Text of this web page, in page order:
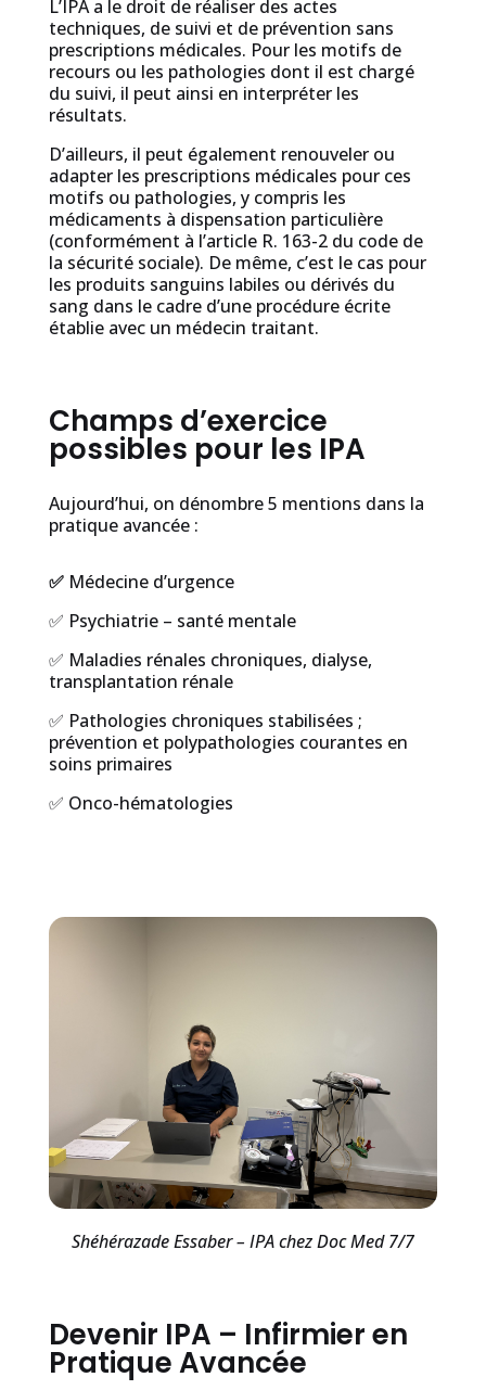
L’IPA a le droit de réaliser des actes
techniques, de suivi et de prévention sans
prescriptions médicales. Pour les motifs de
recours ou les pathologies dont il est chargé
du suivi, il peut ainsi en interpréter les
résultats.
D’ailleurs, il peut également renouveler ou
adapter les prescriptions médicales pour ces
motifs ou pathologies, y compris les
médicaments à dispensation particulière
(conformément à l’article R. 163-2 du code de
la sécurité sociale). De même, c’est le cas pour
les produits sanguins labiles ou dérivés du
sang dans le cadre d’une procédure écrite
établie avec un médecin traitant.
Champs d’exercice
possibles pour les IPA
Aujourd’hui, on dénombre 5 mentions dans la
pratique avancée :
✅Médecine d’urgence
✅ Psychiatrie – santé mentale
✅ Maladies rénales chroniques, dialyse,
transplantation rénale
✅ Pathologies chroniques stabilisées ;
prévention et polypathologies courantes en
soins primaires
✅ Onco-hématologies
Shéhérazade Essaber – IPA chez Doc Med 7/7
Devenir IPA – Infirmier en
Pratique Avancée